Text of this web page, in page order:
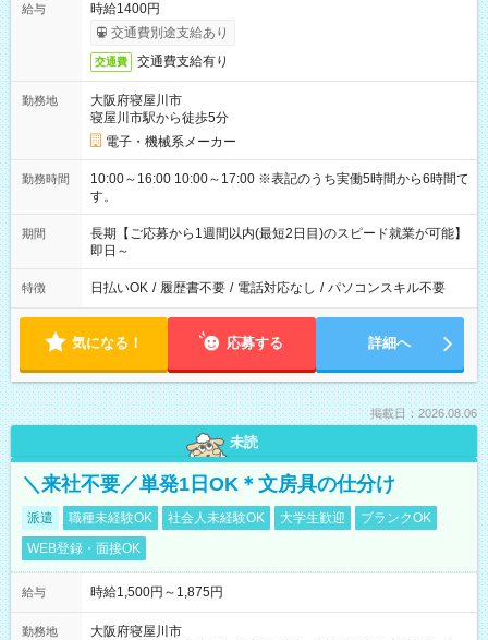
給与
時給1400円
交通費別途支給あり
交通費 交通費支給有り
勤務地
大阪府寝屋川市
寝屋川市駅から徒歩5分
電子・機械系メーカー
勤務時間
10:00～16:00 10:00～17:00 ※表記のうち実働5時間から6時間で
す。
期間
長期【ご応募から1週間以内(最短2日目)のスピード就業が可能】
即日～
特徴 日払いOK / 履歴書不要 / 電話対応なし / パソコンスキル不要
気になる！ 応募する 詳細へ
掲載日：2026.08.06
未読
＼来社不要／単発1日OK＊文房具の仕分け
派遣 職種未経験OK 社会人未経験OK 大学生歓迎
ブランクOK
WEB登録・面接OK
給与 時給1,500円～1,875円
勤務地
大阪府寝屋川市